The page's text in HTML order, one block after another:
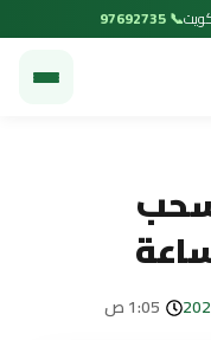
📞 97692735
1:05 ص